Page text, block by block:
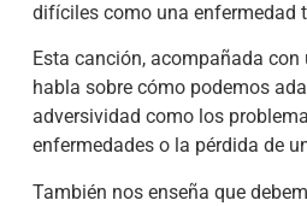
difíciles como una enfermedad
Esta canción, acompañada
habla sobre cómo podemos
adversividad como los
enfermedades o la pérdida de
También nos enseña que